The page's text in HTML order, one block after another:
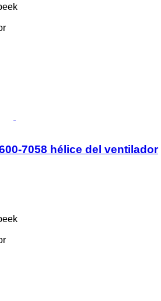
7058 hélice del ventilador